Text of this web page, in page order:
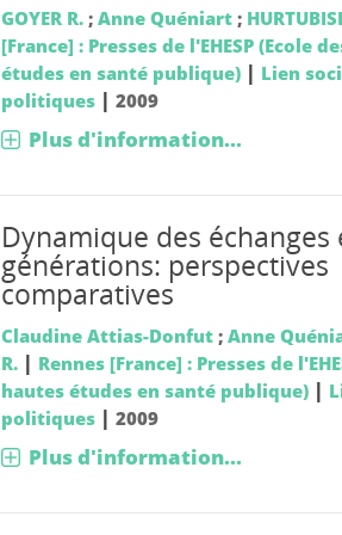
GOYER R.; Anne Quéniart;
[France] : Presses de l'EHESP (Ecole
études en santé publique)| Lien
politiques| 2009
Plus d'information...
Dynamique des échanges
générations: perspectives
comparatives
Claudine Attias-Donfut; Anne
R. | Rennes [France] : Presses de
hautes études en santé publique)|
politiques| 2009
Plus d'information...